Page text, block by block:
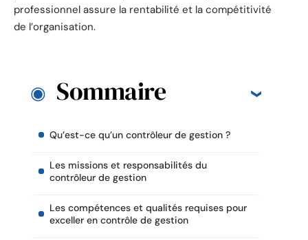
professionnel assure la rentabilité et la compétitivité
de l’organisation.
Sommaire
Qu’est-ce qu’un contrôleur de gestion ?
Les missions et responsabilités du
contrôleur de gestion
Les compétences et qualités requises pour
exceller en contrôle de gestion